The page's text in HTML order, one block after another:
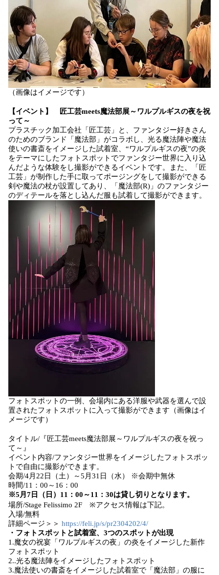
（画像はイメージです）
【イベント】 匠工芸meets魔法部展～ワルプルギスの夜を祝
って～
プラスチック加工会社「匠工芸」と、ファンタジー好きさん
のためのブランド「魔法部」がコラボし、光る魔法陣や魔法
使いの書斎をイメージした試着室、“ワルプルギスの夜”の炎
をテーマにしたフォトスポットでファンタジー世界に入り込
んだような体験をし撮影ができるイベントです。また、「匠
工芸」が制作した手に取ってポージングをして撮影ができる
剣や魔法の杖が設置してあり、「魔法部(R)」のファンタジー
のディテールを落とし込んだ服も試着して撮影ができます。
フォトスポットの一例、会場内にある洋服や武器を選んで設
置されたフォトスポットに入って撮影ができます（画像はイ
メージです）
タイトル/『匠工芸meets魔法部展～ワルプルギスの夜を祝っ
て～』
イベント内容/ファンタジー世界をイメージしたフォトスポッ
トで自由に撮影ができます。
会期/4月22日（土）～5月31日（水） ※会期中無休
時間/11：00～16：00
※5月7日（日）11：00～11：30は貸し切りとなります。
場所/Stage Felissimo 2F ※アクセス情報は下記。
入場/無料
詳細ページ＞＞ https://feli.jp/s/pr2304202/4/
・フォトスポットと試着室、3つのスポットが出現
1.魔女の祝宴「ワルプルギスの夜」の炎をイメージした新作
フォトスポット
2..光る魔法陣をイメージしたフォトスポット
3.魔法使いの書斎をイメージした試着室で「魔法部」の服に